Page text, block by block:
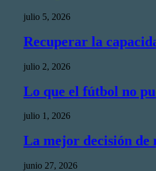
julio 5, 2026
Recuperar la
julio 2, 2026
Lo que el fútbol no
julio 1, 2026
La mejor decisión de
junio 27, 2026